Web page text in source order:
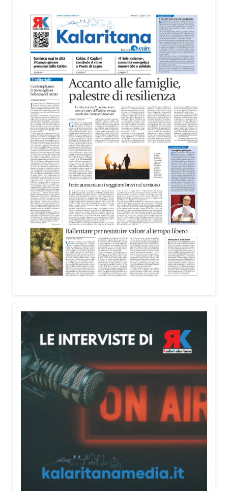
con disabilità nelle attività dell’OAMI al supporto nei
centri di accoglienza per migranti, dove
contribuiscono anche alla cura degli spazi comuni.
«Prendersi cura degli ambienti significa favorire
accoglienza e dignità», racconta Alessandro
Adimari.
Tra i partecipanti anche i seminaristi, impegnati
accanto agli anziani della casa di riposo Cristo Re.
«Un’esperienza di crescita umana e spirituale che
rafforza la vocazione al servizio», sottolinea
Cristiano Pani.
Il programma dedica spazio anche ai temi della
pace e della cooperazione nel Mediterraneo. Oggi
pomeriggio, alla Mediateca del Mediterraneo
(MEM), l’incontro con l’arcivescovo monsignor
Giuseppe Baturi ha approfondito il ruolo dei giovani
nella costruzione di ponti tra culture e popoli, con
un confronto inserito nel percorso “Cagliari Città
della Pace e del Mediterraneo”, progetto che
promuove il dialogo e la collaborazione tra le
libanese del Consiglio dei Giovani del
Mediterraneo della CEI: «Il campo è molto più di
un’esperienza di volontariato: è un’opportunità per
costruire relazioni attraverso il servizio, linguaggio
universale capace di unire persone diverse».
Condividi:
X WhatsApp
E-mail Stampa